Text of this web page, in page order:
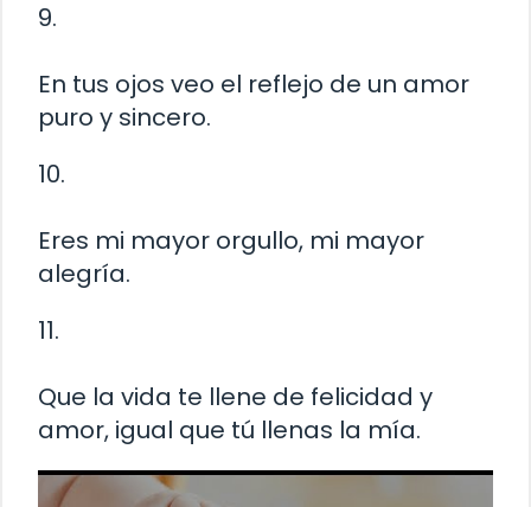
9.
En tus ojos veo el reflejo de un amor
puro y sincero.
10.
Eres mi mayor orgullo, mi mayor
alegría.
11.
Que la vida te llene de felicidad y
amor, igual que tú llenas la mía.